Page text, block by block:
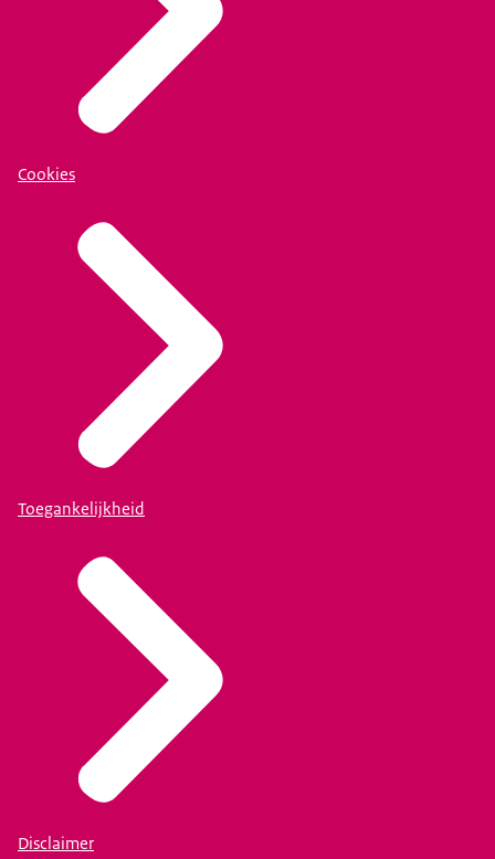
Cookies
Toegankelijkheid
Disclaimer